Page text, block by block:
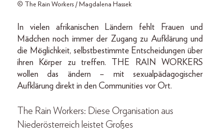
© The Rain Workers / Magdalena Hassek
In vielen afrikanischen Ländern fehlt Frauen und
Mädchen noch immer der Zugang zu Aufklärung und
die Möglichkeit, selbstbestimmte Entscheidungen über
ihren Körper zu treffen. THE RAIN WORKERS
wollen das ändern – mit sexualpädagogischer
Aufklärung direkt in den Communities vor Ort.
The Rain Workers: Diese Organisation aus
Niederösterreich leistet Großes